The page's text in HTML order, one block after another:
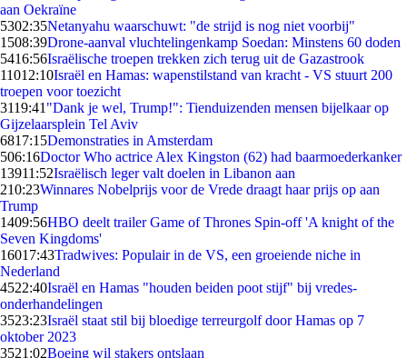
aan Oekraïne
5302:35Netanyahu waarschuwt: "de strijd is nog niet voorbij"
1508:39Drone-aanval vluchtelingenkamp Soedan: Minstens 60 doden
5416:56Israëlische troepen trekken zich terug uit de Gazastrook
11012:10Israël en Hamas: wapenstilstand van kracht - VS stuurt 200
troepen voor toezicht
3119:41 "Dank je wel, Trump!": Tienduizenden mensen bijelkaar op
Gijzelaarsplein Tel Aviv
6817:15Demonstraties in Amsterdam
506:16Doctor Who actrice Alex Kingston (62) had baarmoederkanker
13911:52Israëlisch leger valt doelen in Libanon aan
210:23Winnares Nobelprijs voor de Vrede draagt haar prijs op aan
Trump
1409:56HBO deelt trailer Game of Thrones Spin-off 'A knight of the
Seven Kingdoms'
16017:43Tradwives: Populair in de VS, een groeiende niche in
Nederland
4522:40Israël en Hamas "houden beiden poot stijf" bij vredes-
onderhandelingen
3523:23Israël staat stil bij bloedige terreurgolf door Hamas op 7
oktober 2023
3521:02Boeing wil stakers ontslaan